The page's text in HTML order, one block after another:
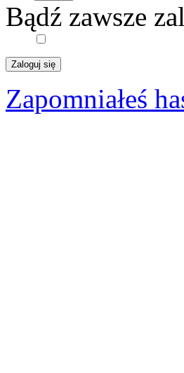
Bądź zawsze
Zapomniałeś